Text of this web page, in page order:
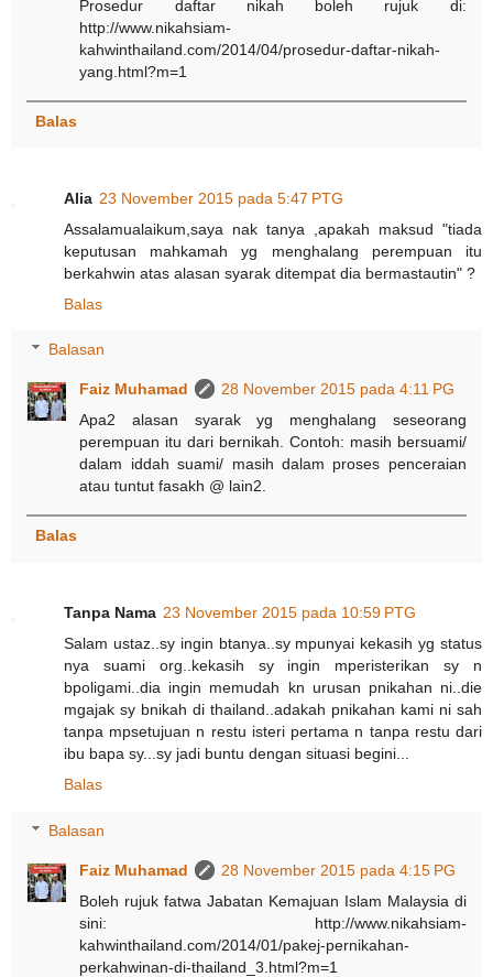
Prosedur daftar nikah boleh rujuk di:
http://www.nikahsiam-
kahwinthailand.com/2014/04/prosedur-daftar-nikah-
yang.html?m=1
Balas
Alia 23 November 2015 pada 5:47 PTG
Assalamualaikum,saya nak tanya ,apakah maksud "tiada
keputusan mahkamah yg menghalang perempuan itu
berkahwin atas alasan syarak ditempat dia bermastautin" ?
Balas
Balasan
Faiz Muhamad
28 November 2015 pada 4:11 PG
Apa2 alasan syarak yg menghalang seseorang
perempuan itu dari bernikah. Contoh: masih bersuami/
dalam iddah suami/ masih dalam proses penceraian
atau tuntut fasakh @ lain2.
Balas
Tanpa Nama 23 November 2015 pada 10:59 PTG
Salam ustaz..sy ingin btanya..sy mpunyai kekasih yg status
nya suami org..kekasih sy ingin mperisterikan sy n
bpoligami..dia ingin memudah kn urusan pnikahan ni..die
mgajak sy bnikah di thailand..adakah pnikahan kami ni sah
tanpa mpsetujuan n restu isteri pertama n tanpa restu dari
ibu bapa sy...sy jadi buntu dengan situasi begini...
Balas
Balasan
Faiz Muhamad
28 November 2015 pada 4:15 PG
Boleh rujuk fatwa Jabatan Kemajuan Islam Malaysia di
sini: http://www.nikahsiam-
kahwinthailand.com/2014/01/pakej-pernikahan-
perkahwinan-di-thailand_3.html?m=1